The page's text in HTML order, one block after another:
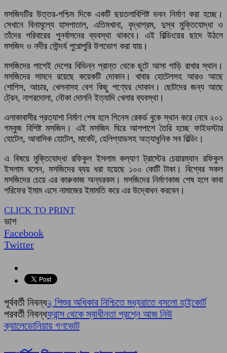
মসজিদটির উত্তর-পশ্চিম দিকে একটি ছয়তলাবিশিষ্ট ভবন নির্মাণ করা হচ্ছে।
সেখানে বিনামূল্যে হাসপাতাল, এতিমখানা, বৃদ্ধাশ্রম, দুস্থ মুক্তিযোদ্ধা ও
তাঁদের পরিবারের পুনর্বাসনের ব্যবস্থা থাকবে। এই বিল্ডিংয়ের ছাদে উঠলে
মসজিদ ও নদীর সৌন্দর্য পুরোপুরি উপভোগ করা যায়।
মসজিদের পাশেই দেশের বিভিন্ন প্রান্ত থেকে ছুটে আসা গাড়ি রাখার স্থান।
মসজিদের সামনে রয়েছে কয়েকটি দোকান। খাবার হোটেলসহ আরও আছে
শোপিস, আচার, খেলনাসহ বেশ কিছু পণ্যের দোকান। ছোটদের জন্য আছে
ট্রেন, নাগরদোলা, নৌকা দোলনি ইত্যাদি খেলার ব্যবস্থা।
এলাকাবাসীর প্রত্যাশা নির্মাণ শেষ হলে গিনেস রেকর্ড বুকে স্থান করে নেবে ২০১
গম্বুজ বিশিষ্ট মসজিদ। এই মসজিদ ঘিরে আশপাশে তৈরি হচ্ছে ফাইভস্টার
হোটেল, আবাসিক হোটেল, মার্কেট, হেলিপ্যাডসহ অত্যাধুনিক সব বিল্ডিং।
এ বিষয়ে মুক্তিযোদ্ধা রফিকুল ইসলাম কল্যাণ ট্রাস্টের চেয়ারম্যান রফিকুল
ইসলাম বলেন, মসজিদের ব্যয় ধরা হয়েছে ১০০ কোটি টাকা। বিশ্বের সকল
মসজিদের চেয়ে এর কারুকাজ অন্যরকম। মসজিদের নির্মাণকাজ শেষ হলে কাবা
শরিফের ইমাম এসে নামাজের ইমামতি করে এর উদ্বোধন করবেন।
CLICK TO PRINT
ভাগ
Facebook
Twitter
পূর্ববর্তী নিবন্ধ২ শিশুর অধিকার নিশ্চিতে মধ্যরাতে বসলো হাইকোর্ট
পরবর্তী নিবন্ধফ্রান্স থেকে স্বাধীনতা প্রশ্নে আজ নিউ
ক্যালেডোনিয়ায় গণভোট